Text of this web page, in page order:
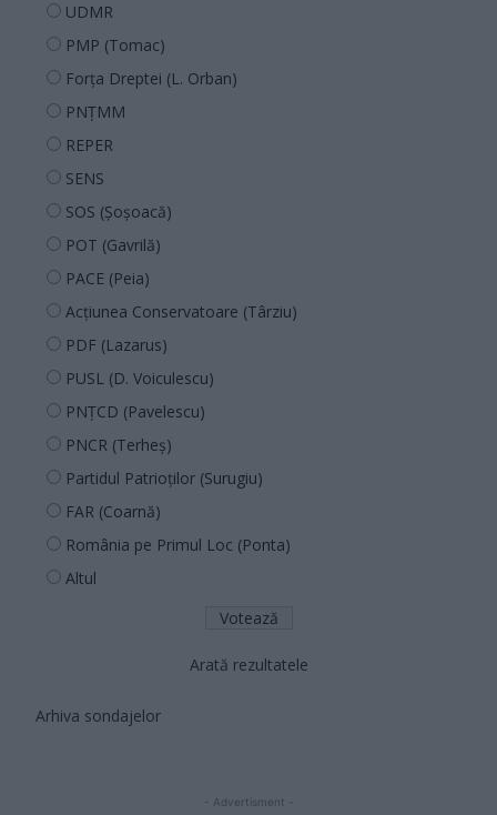
UDMR
PMP (Tomac)
Forța Dreptei (L. Orban)
PNȚMM
REPER
SENS
SOS (Șoșoacă)
POT (Gavrilă)
PACE (Peia)
Acțiunea Conservatoare (Târziu)
PDF (Lazarus)
PUSL (D. Voiculescu)
PNȚCD (Pavelescu)
PNCR (Terheș)
Partidul Patrioților (Surugiu)
FAR (Coarnă)
România pe Primul Loc (Ponta)
Altul
Arată rezultatele
Arhiva sondajelor
- Advertisment -